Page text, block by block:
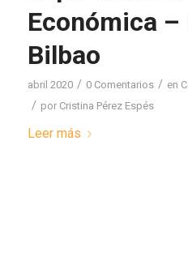
Económica –
Bilbao
abril 2020 / 0 Comentarios / en
/ por Cristina Pérez Espés
Leer más